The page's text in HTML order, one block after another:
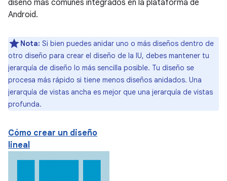
diseño más comunes integrados en la plataforma de
Android.
Nota: Si bien puedes anidar uno o más diseños dentro de
otro diseño para crear el diseño de la IU, debes mantener tu
jerarquía de diseño lo más sencilla posible. Tu diseño se
procesa más rápido si tiene menos diseños anidados. Una
jerarquía de vistas ancha es mejor que una jerarquía de vistas
profunda.
Cómo crear un diseño
lineal